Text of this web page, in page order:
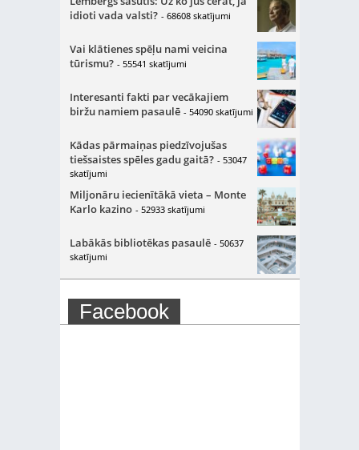
idioti vada valsti? - 68608 skatījumi
Vai klātienes spēļu nami veicina
tūrismu? - 55541 skatījumi
Interesanti fakti par vecākajiem
biržu namiem pasaulē - 54090 skatījumi
Kādas pārmaiņas piedzīvojušas
tiešsaistes spēles gadu gaitā? - 53047
skatījumi
Miljonāru iecienītākā vieta – Monte
Karlo kazino - 52933 skatījumi
Labākās bibliotēkas pasaulē - 50637
skatījumi
Facebook